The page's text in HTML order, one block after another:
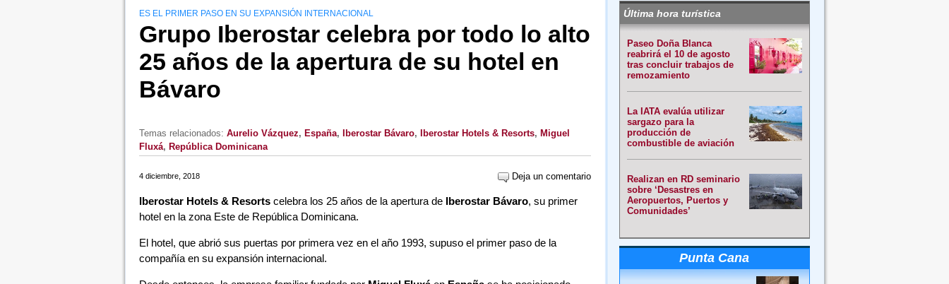
ES EL PRIMER PASO EN SU EXPANSIÓN INTERNACIONAL
Grupo Iberostar celebra por todo lo alto
25 años de la apertura de su hotel en
Bávaro
Temas relacionados: Aurelio Vázquez, España, Iberostar Bávaro, Iberostar Hotels & Resorts, Miguel
Fluxá, República Dominicana
4 diciembre, 2018 Deja un comentario
Iberostar Hotels & Resortscelebra los 25 años de la apertura de Iberostar Bávaro, su primer
hotel en la zona Este de República Dominicana.
El hotel, que abrió sus puertas por primera vez en el año 1993, supuso el primer paso de la
compañía en su expansión internacional.
Última hora turística
Paseo Doña Blanca
reabrirá el 10 de agosto
tras concluir trabajos de
remozamiento
La IATA evalúa utilizar
sargazo para la
producción de
combustible de aviación
Realizan en RD seminario
sobre ‘Desastres en
Aeropuertos, Puertos y
Comunidades’
Punta Cana